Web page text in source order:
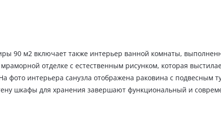
90 м2 включает также интерьер ванной комнаты,
отделке с естественным рисунком, которая
фото интерьера санузла отображена раковина с подвесным
шкафы для хранения завершают функциональный и